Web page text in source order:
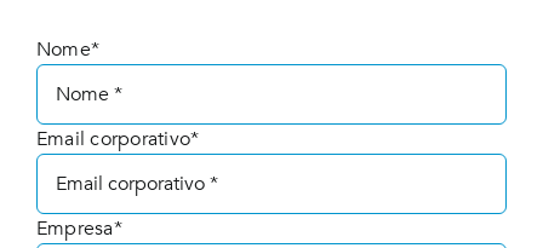
Nome*
Email corporativo*
Empresa*